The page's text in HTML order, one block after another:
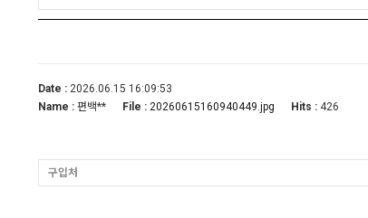
Date : 2026.06.15 16:09:53
Name : 편백** File : 20260615160940449.jpg Hits : 426
구입처